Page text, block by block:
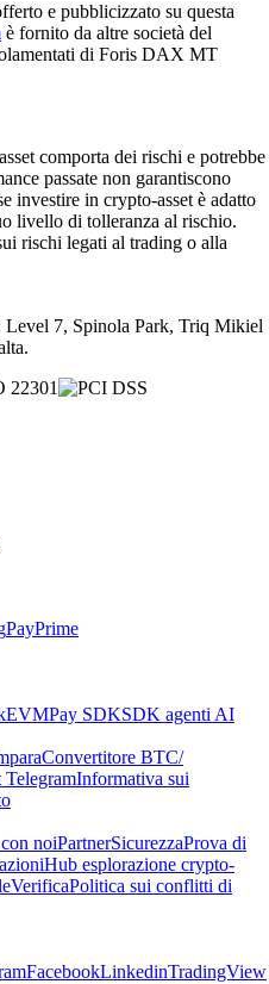
e pubblicizzato su questa
è fornito da altre società del
di Foris DAX MT
comporta dei rischi e potrebbe
passate non garantiscono
investire in crypto-asset è adatto
livello di tolleranza al rischio.
rischi legati al trading o alla
7, Spinola Park, Triq Mikiel
PayPrime
Pay SDKSDK agenti AI
Convertitore BTC/
TelegramInformativa sui
noiPartnerSicurezzaProva di
Hub esplorazione crypto-
VerificaPolitica sui conflitti di
FacebookLinkedinTradingView